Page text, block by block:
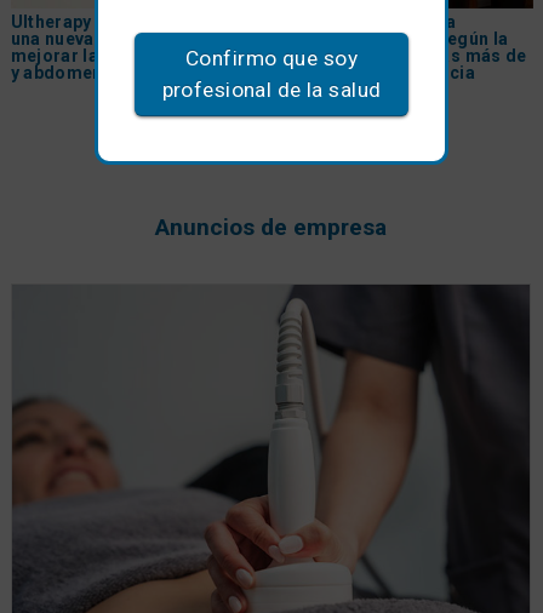
Ultherapy Prime® incorpora
una nueva indicación para
mejorar la firmeza de brazos
y abdomen
Las diez claves de la
medicina estética según la
Dra. Natalia Ribé tras más de
30 años de experiencia
Anuncios de empresa
Confirmo que soy
profesional de la salud